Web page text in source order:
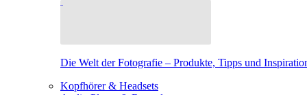
Die Welt der Fotografie – Produkte, Tipps und
Kopfhörer & Headsets